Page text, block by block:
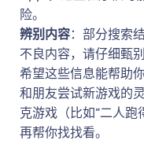
险。
辨别内容：部分搜索
不良内容，请仔细甄别
希望这些信息能帮助
和朋友尝试新游戏的
克游戏（比如“二人跑
再帮你找找看。